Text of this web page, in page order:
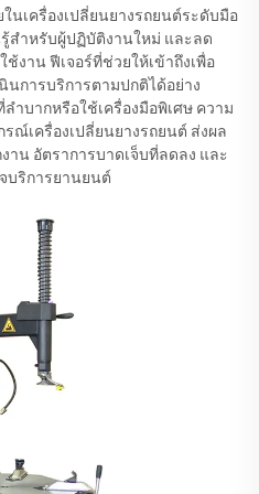
นเครื่องเปลี่ยนยางรถยนต์ระดับมือ
สำหรับผู้ปฏิบัติงานใหม่ และลด
งาน ฟีเจอร์ที่ช่วยให้เข้าถึงเพื่อ
นการบริการตามปกติได้อย่าง
ำบากหรือใช้เครื่องมือพิเศษ ความ
ณ์เครื่องเปลี่ยนยางรถยนต์ ส่งผล
าน อัตราการบาดเจ็บที่ลดลง และ
บริการยานยนต์